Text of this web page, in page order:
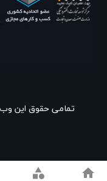
تمامی حقوق این
home
category